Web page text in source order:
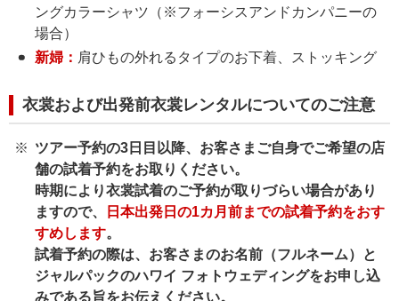
ングカラーシャツ（※フォーシスアンドカンパニーの
場合）
新婦： 肩ひもの外れるタイプのお下着、ストッキング
衣裳および出発前衣裳レンタルについてのご注意
ツアー予約の3日目以降、お客さまご自身でご希望の店
舗の試着予約をお取りください。
時期により衣裳試着のご予約が取りづらい場合があり
ますので、
日本出発日の1カ月前までの試着予約をおす
すめします。
試着予約の際は、お客さまのお名前（フルネーム）と
ジャルパックのハワイ フォトウェディングをお申し込
みである旨をお伝えください。